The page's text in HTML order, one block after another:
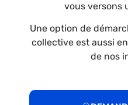
vous versons
Une option de
collective est aussi
de nos